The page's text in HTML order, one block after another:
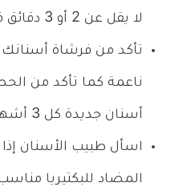
لا يقل عن 2 أو 3 دقائق في كل مرة.
تأكد من فرشاة
ناعمة كما تأكد من
أسنان جديدة كل 3 أشهر.
اسأل طبيب الأسنان
المضاد للبكتيريا